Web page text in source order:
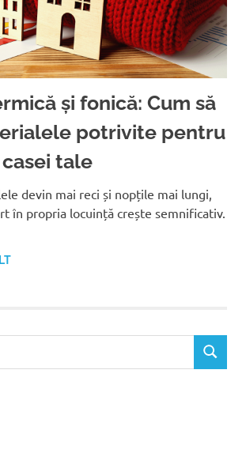
și fonică: Cum să
potrivite pentru
tale
devin mai reci și nopțile mai lungi,
în propria locuință crește semnificativ.
C